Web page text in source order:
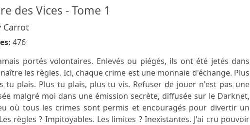
des Vices - Tome 1
Carrot
476
portés volontaires. Enlevés ou piégés, ils ont été jetés dans
les règles. Ici, chaque crime est une monnaie d'échange. Plus
tu plais. Plus tu plais, plus tu vis. Refuser de jouer n'est pas une
malgré moi dans une émission secrète, diffusée sur le Darknet,
où tous les crimes sont permis et encouragés pour divertir un
règles ? Impitoyables. Les limites ? Inexistantes. J'ai cru pouvoir